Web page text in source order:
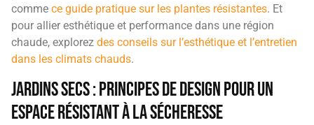
comme ce guide pratique sur les plantes résistantes. Et
pour allier esthétique et performance dans une région
chaude, explorez des conseils sur l’esthétique et l’entretien
dans les climats chauds.
Jardins secs : principes de design pour un
espace résistant à la sécheresse